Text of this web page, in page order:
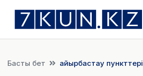
Басты бет айырбастау пункттері